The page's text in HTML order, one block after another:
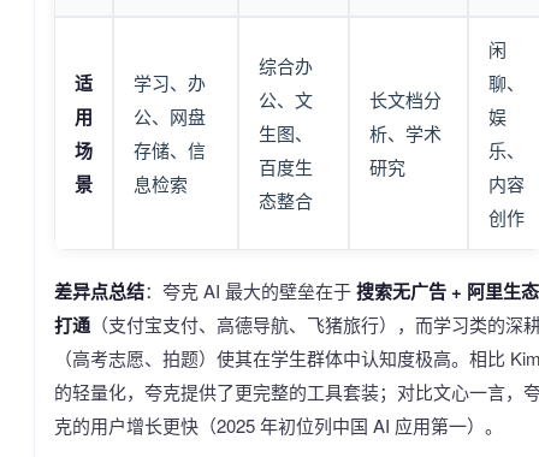
适
用
场
景
学习、办
公、网盘
存储、信
息检索
综合办
公、文
生图、
百度生
态整合
长文档分
析、学术
研究
闲
聊、
娱
乐、
内容
创作
差异点总结：夸克 AI 最大的壁垒在于搜索无广告 + 阿里生态
打通（支付宝支付、高德导航、飞猪旅行），而学习类的深
（高考志愿、拍题）使其在学生群体中认知度极高。相比
的轻量化，夸克提供了更完整的工具套装；对比文心一言，
克的用户增长更快（2025 年初位列中国 AI 应用第一）。